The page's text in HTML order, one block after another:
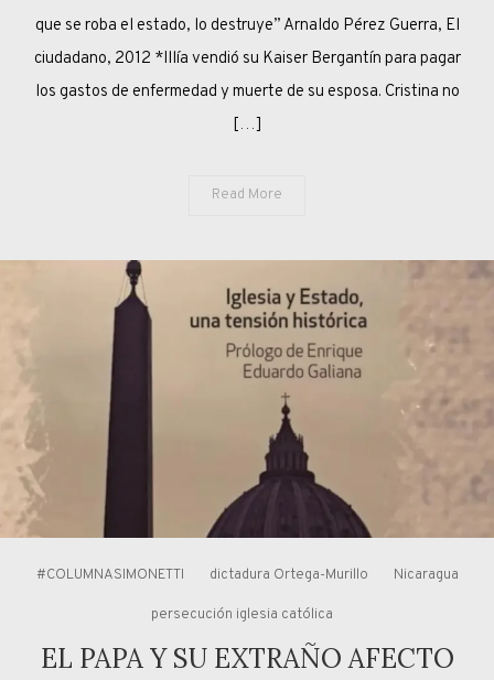
ILLIA
LA
ÉTICA
que se roba el estado, lo destruye” Arnaldo Pérez Guerra, El
ciudadano, 2012 *Illía vendió su Kaiser Bergantín para pagar
los gastos de enfermedad y muerte de su esposa. Cristina no
[…]
Read More
#COLUMNASIMONETTI dictadura Ortega-Murillo Nicaragua
persecución iglesia católica
EL PAPA Y SU EXTRAÑO AFECTO